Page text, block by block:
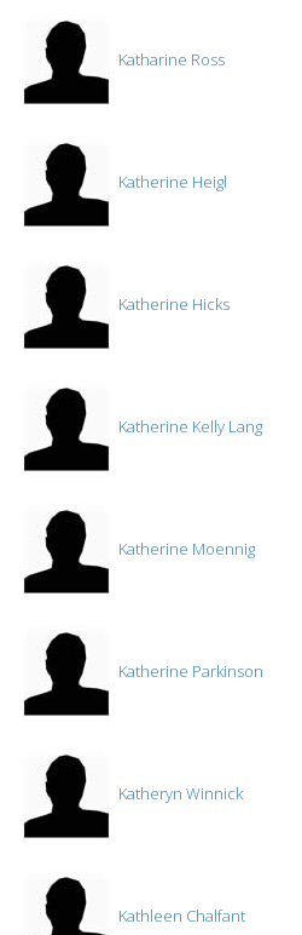
Katharine Ross
Katherine Heigl
Katherine Hicks
Katherine Kelly Lang
Katherine Moennig
Katherine Parkinson
Katheryn Winnick
Kathleen Chalfant